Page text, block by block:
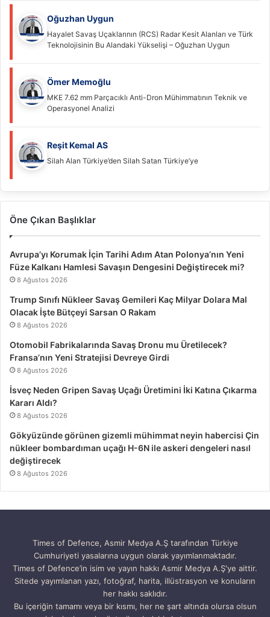
Oğuzhan Uygun
Hayalet Savaş Uçaklarının (RCS) Radar Kesit Alanları ve Türk
Teknolojisinin Bu Alandaki Yükselişi – Oğuzhan Uygun
Ömer Memoğlu
MKE 7.62 mm Parçacıklı Anti-Dron Mühimmatının Teknik ve
Operasyonel Analizi
Reşit Kemal AS
Silah Alan Türkiye’den Silah Satan Türkiye’ye
Öne Çıkan Başlıklar
Avrupa’yı Korumak İçin Tarihi Adım Atan Polonya’nın Yeni
Füze Kalkanı Hamlesi Savaşın Dengesini Değiştirecek mi?
8 Ağustos 2026
Trump Sınıfı Nükleer Savaş Gemileri Kaç Milyar Dolara Mal
Olacak İşte Bütçeyi Sarsan O Rakam
8 Ağustos 2026
Otomobil Fabrikalarında Savaş Dronu mu Üretilecek?
Fransa’nın Yeni Stratejisi Devreye Girdi
8 Ağustos 2026
İsveç Neden Gripen Savaş Uçağı Üretimini İki Katına Çıkarma
Kararı Aldı?
8 Ağustos 2026
Gökyüzünde görünen gizemli mühimmat neyin habercisi Çin
nükleer bombardıman uçağı H-6N ile askeri dengeleri nasıl
değiştirecek
8 Ağustos 2026
Times of Defence, Asmir Medya A.Ş tarafından Türkiye
Cumhuriyeti yasalarına uygun olarak yayımlanmaktadır.
Times of Defence’in isim ve yayın hakkı Asmir Medya A.Ş'ye aittir.
Sitede yayımlanan yazı, fotoğraf, harita, illüstrasyon ve konuların
her hakkı saklıdır.
Bu içeriğin tamamı veya bir kısmı, her ne şart altında olursa olsun